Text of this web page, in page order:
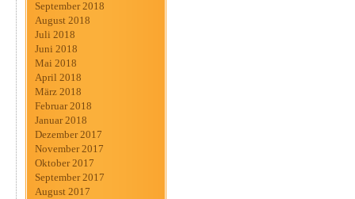
September 2018
August 2018
Juli 2018
Juni 2018
Mai 2018
April 2018
März 2018
Februar 2018
Januar 2018
Dezember 2017
November 2017
Oktober 2017
September 2017
August 2017